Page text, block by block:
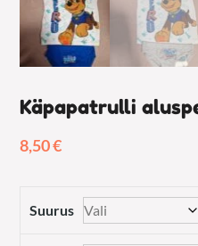
Käpapatrulli
8,50€
Suurus